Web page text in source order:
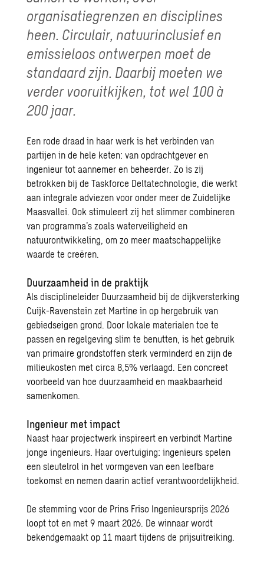
organisatiegrenzen en disciplines
heen. Circulair, natuurinclusief en
emissieloos ontwerpen moet de
standaard zijn. Daarbij moeten we
verder vooruitkijken, tot wel 100 à
200 jaar.
Een rode draad in haar werk is het verbinden van
partijen in de hele keten: van opdrachtgever en
ingenieur tot aannemer en beheerder. Zo is zij
betrokken bij de Taskforce Deltatechnologie, die werkt
aan integrale adviezen voor onder meer de Zuidelijke
Maasvallei. Ook stimuleert zij het slimmer combineren
van programma’s zoals waterveiligheid en
natuurontwikkeling, om zo meer maatschappelijke
waarde te creëren.
Duurzaamheid in de praktijk
Als disciplineleider Duurzaamheid bij dedijkversterking
Cuijk-Ravenstein zet Martine in op hergebruik van
gebiedseigen grond. Door lokale materialen toe te
passen en regelgeving slim te benutten, is het gebruik
van primaire grondstoffen sterk verminderd en zijn de
milieukosten met circa 8,5% verlaagd. Een concreet
voorbeeld van hoe duurzaamheid en maakbaarheid
samenkomen.
Ingenieur met impact
Naast haar projectwerk inspireert en verbindt Martine
jonge ingenieurs. Haar overtuiging: ingenieurs spelen
een sleutelrol in het vormgeven van een leefbare
toekomst en nemen daarin actief verantwoordelijkheid.
De stemming voor de Prins Friso Ingenieursprijs 2026
loopt tot en met 9 maart 2026. De winnaar wordt
bekendgemaakt op 11 maart tijdens de prijsuitreiking.